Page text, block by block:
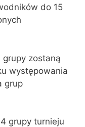
do 15
grupy zostaną
występowania
grup
grupy turnieju